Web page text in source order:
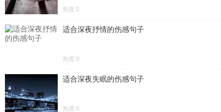
热度:0
适合深夜抒情的伤感句子
热度:0
适合深夜失眠的伤感句子
热度:0